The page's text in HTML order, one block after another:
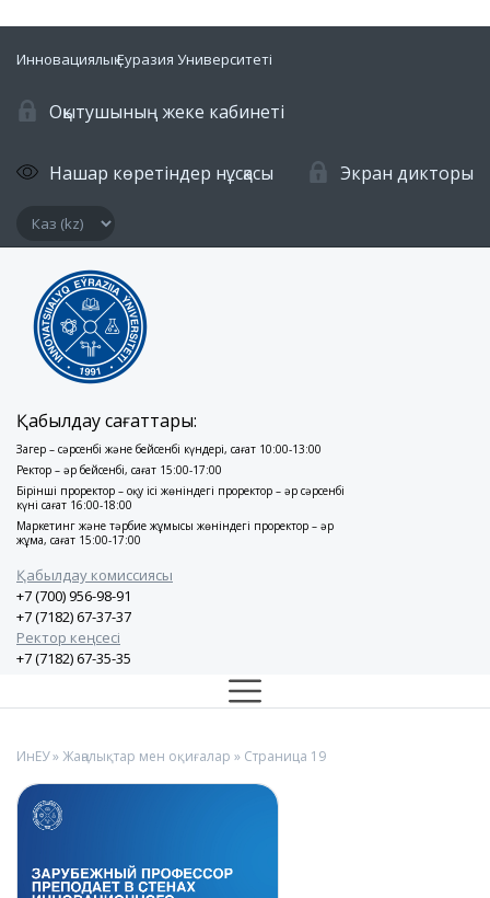
Инновациялық Еуразия Университеті
Оқытушының жеке кабинеті
Нашар көретіндер нұсқасы Экран дикторы
Қабылдау сағаттары:
Заңгер – сәрсенбі және бейсенбі күндері, сағат 10:00-13:00
Ректор – әр бейсенбі, сағат 15:00-17:00
Бірінші проректор – оқу ісі жөніндегі проректор – әр сәрсенбі
күні сағат 16:00-18:00
Маркетинг және тәрбие жұмысы жөніндегі проректор – әр
жұма, сағат 15:00-17:00
Қабылдау комиссиясы
+7 (700) 956-98-91
+7 (7182) 67-37-37
Ректор кеңсесі
+7 (7182) 67-35-35
ИнЕУ»Жаңалықтар мен оқиғалар » Страница 19